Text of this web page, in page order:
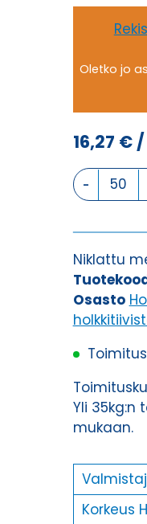
Oletko jo
16,27 €/
HSK-
M-
M
20
x
1,5
Niklattu
Osasto
Yli 35kg:n
mukaan.
Korkeus H